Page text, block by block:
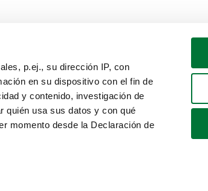
p.ej., su dirección IP, con
en su dispositivo con el fin de
y contenido, investigación de
quién usa sus datos y con qué
momento desde la Declaración de